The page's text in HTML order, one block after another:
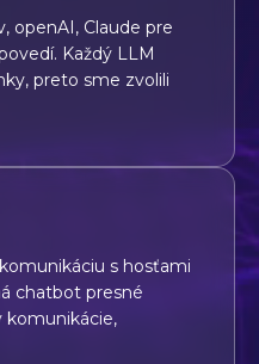
openAI, Claude pre
Každý LLM
preto sme zvolili
s hosťami
chatbot presné
komunikácie,